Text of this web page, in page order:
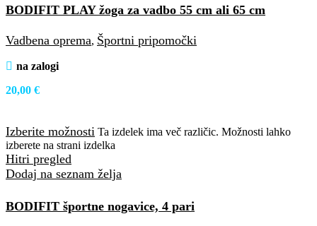
BODIFIT PLAY žoga za vadbo 55 cm ali 65 cm
Vadbena oprema, Športni pripomočki
na zalogi
20,00 €
Izberite možnosti Ta izdelek ima več različic. Možnosti lahko
izberete na strani izdelka
Hitri pregled
Dodaj na seznam želja
BODIFIT športne nogavice, 4 pari